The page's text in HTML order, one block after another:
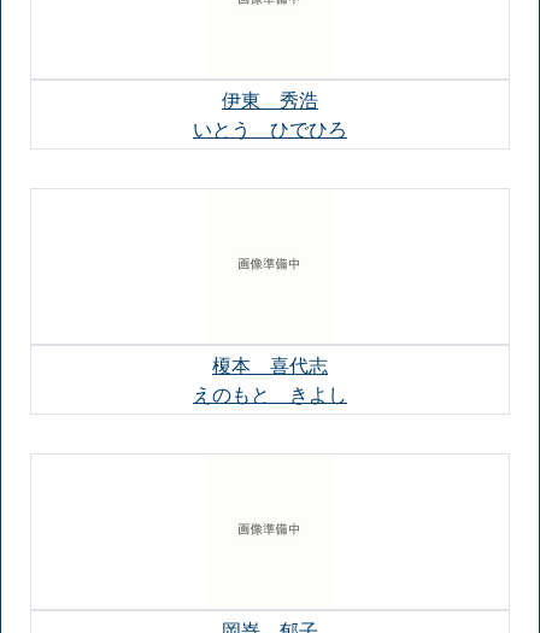
伊東 秀浩
いとう ひでひろ
榎本 喜代志
えのもと きよし